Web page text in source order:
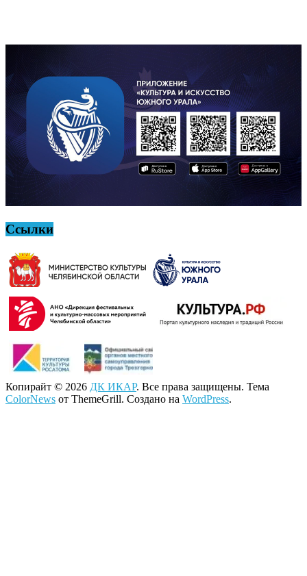
Ссылки
Копирайт © 2026 ДК ИКАР. Все права защищены. Тема
ColorNews от ThemeGrill. Создано на WordPress.